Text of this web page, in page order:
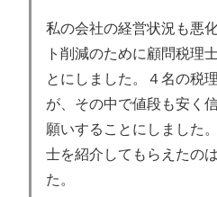
私の会社の経営状況も悪
ト削減のために顧問税理
とにしました。４名の税
が、その中で値段も安く
願いすることにしました
士を紹介してもらえたの
た。